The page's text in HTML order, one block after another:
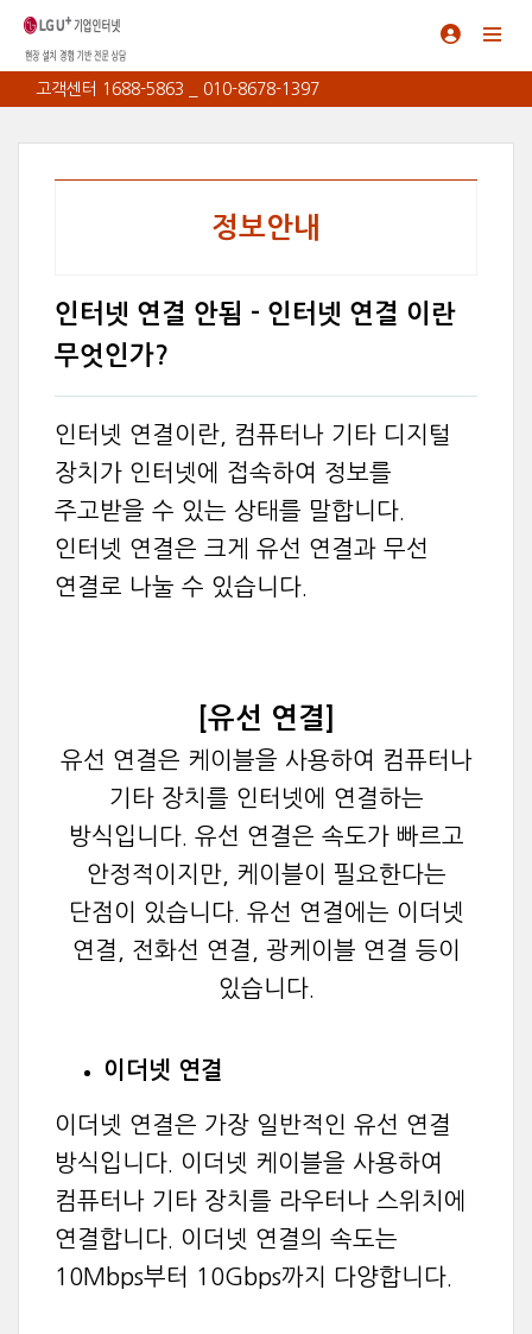
고객센터 1688-5863 _ 010-8678-1397
정보안내
인터넷 연결 안됨 - 인터넷 연결 이란
무엇인가?
인터넷 연결이란, 컴퓨터나 기타 디지털
장치가 인터넷에 접속하여 정보를
주고받을 수 있는 상태를 말합니다.
인터넷 연결은 크게 유선 연결과 무선
연결로 나눌 수 있습니다.
[유선 연결]
유선 연결은 케이블을 사용하여 컴퓨터나
기타 장치를 인터넷에 연결하는
방식입니다. 유선 연결은 속도가 빠르고
안정적이지만, 케이블이 필요한다는
단점이 있습니다. 유선 연결에는 이더넷
연결, 전화선 연결, 광케이블 연결 등이
있습니다.
이더넷 연결
이더넷 연결은 가장 일반적인 유선 연결
방식입니다. 이더넷 케이블을 사용하여
컴퓨터나 기타 장치를 라우터나 스위치에
연결합니다. 이더넷 연결의 속도는
10Mbps부터 10Gbps까지 다양합니다.